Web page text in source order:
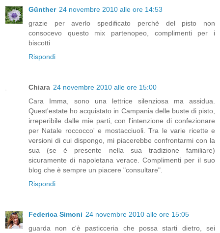
Günther 24 novembre 2010 alle ore 14:53
grazie per averlo spedificato perchè del pisto non
consocevo questo mix partenopeo, complimenti per i
biscotti
Rispondi
Chiara 24 novembre 2010 alle ore 15:00
Cara Imma, sono una lettrice silenziosa ma assidua.
Quest'estate ho acquistato in Campania delle buste di pisto,
irreperibile dalle mie parti, con l'intenzione di confezionare
per Natale roccocco' e mostacciuoli. Tra le varie ricette e
versioni di cui dispongo, mi piacerebbe confrontarmi con la
sua (se è presente nella sua tradizione familiare)
sicuramente di napoletana verace. Complimenti per il suo
blog che è sempre un piacere "consultare".
Rispondi
Federica Simoni 24 novembre 2010 alle ore 15:05
guarda non c'è pasticceria che possa starti dietro, sei